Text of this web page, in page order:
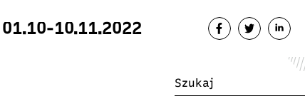
01.10-10.11.2022